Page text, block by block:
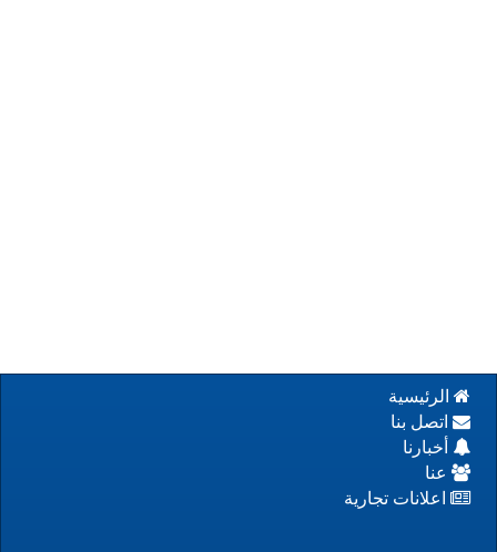
الرئيسية
اتصل بنا
أخبارنا
عنا
اعلانات تجارية